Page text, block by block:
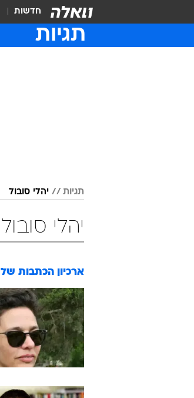
חדשות
תגיות
תגיות יהלי סובול
יהלי סובול
ארכיון הכתבות של